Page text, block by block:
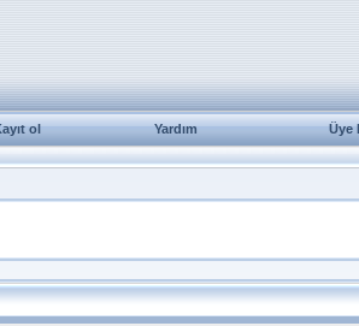
ol Yardım Üye